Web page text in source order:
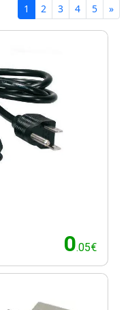
1 2 3 4 5 »
0.05€